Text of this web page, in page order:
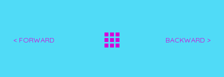
< FORWARD BACKWARD >